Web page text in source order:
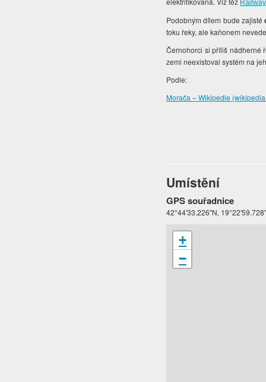
Podobným dílem bude zajisté
toku řeky, ale kaňonem
Černohorci si příliš nádherné
zemi neexistoval systém na
Podle:
Morača – Wikipedie
Umístění
GPS souřadnice
42°44'33.226"N,
+
−